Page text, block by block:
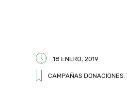
18 ENERO, 2019
CAMPAÑAS DONACIONES,